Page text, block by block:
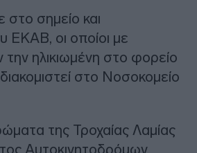
σημείο και
οι οποίοι με
ηλικιωμένη στο φορείο
στο Νοσοκομείο
της Τροχαίας Λαμίας
Αυτοκινητοδρόμων